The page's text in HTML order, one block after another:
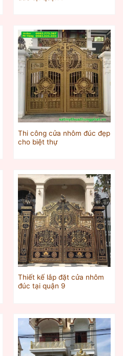
Thi công cửa nhôm đúc đẹp
cho biệt thự
Thiết kế lắp đặt cửa nhôm
đúc tại quận 9